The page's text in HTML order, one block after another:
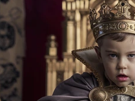
Receitas Ser Mulher
Desenvolvimento Infantil